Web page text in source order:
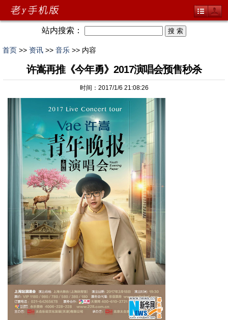
站内搜索：
首页 >> 资讯 >> 音乐 >> 内容
许嵩再推《今年勇》2017演唱会预售秒杀
时间：2017/1/6 21:08:26